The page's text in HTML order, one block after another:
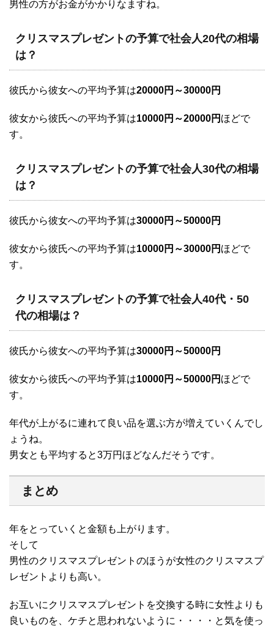
男性の方がお金がかかりなますね。
クリスマスプレゼントの予算で社会人20代の相場
は？
彼氏から彼女への平均予算は20000円～30000円
彼女から彼氏への平均予算は10000円～20000円 ほどで
す。
クリスマスプレゼントの予算で社会人30代の相場
は？
彼氏から彼女への平均予算は30000円～50000円
彼女から彼氏への平均予算は10000円～30000円 ほどで
す。
クリスマスプレゼントの予算で社会人40代・50
代の相場は？
彼氏から彼女への平均予算は30000円～50000円
彼女から彼氏への平均予算は10000円～50000円 ほどで
す。
年代が上がるに連れて良い品を選ぶ方が増えていくんでし
ょうね。
男女とも平均すると3万円ほどなんだそうです。
まとめ
年をとっていくと金額も上がります。
そして
男性のクリスマスプレゼントのほうが女性のクリスマスプ
レゼントよりも高い。
お互いにクリスマスプレゼントを交換する時に女性よりも
良いものを、ケチと思われないように・・・・と気を使っ